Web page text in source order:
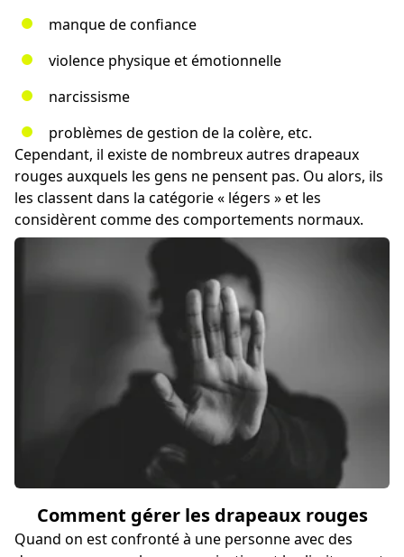
manque de confiance
violence physique et émotionnelle
narcissisme
problèmes de gestion de la colère, etc.
Cependant, il existe de nombreux autres drapeaux
rouges auxquels les gens ne pensent pas. Ou alors, ils
les classent dans la catégorie « légers » et les
considèrent comme des comportements normaux.
Comment gérer les drapeaux rouges
Quand on est confronté à une personne avec des